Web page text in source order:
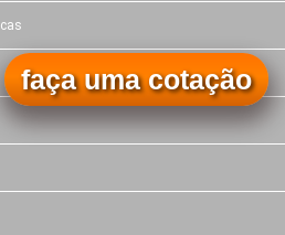
faça uma cotação